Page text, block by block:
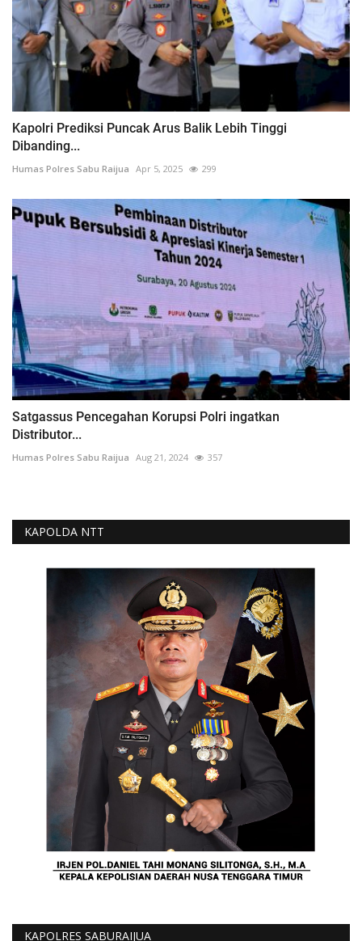
Kapolri Prediksi Puncak Arus Balik Lebih Tinggi
Dibanding...
Humas Polres Sabu Raijua Apr 5, 2025 299
Satgassus Pencegahan Korupsi Polri ingatkan
Distributor...
Humas Polres Sabu Raijua Aug 21, 2024 357
KAPOLDA NTT
KAPOLRES SABURAIJUA